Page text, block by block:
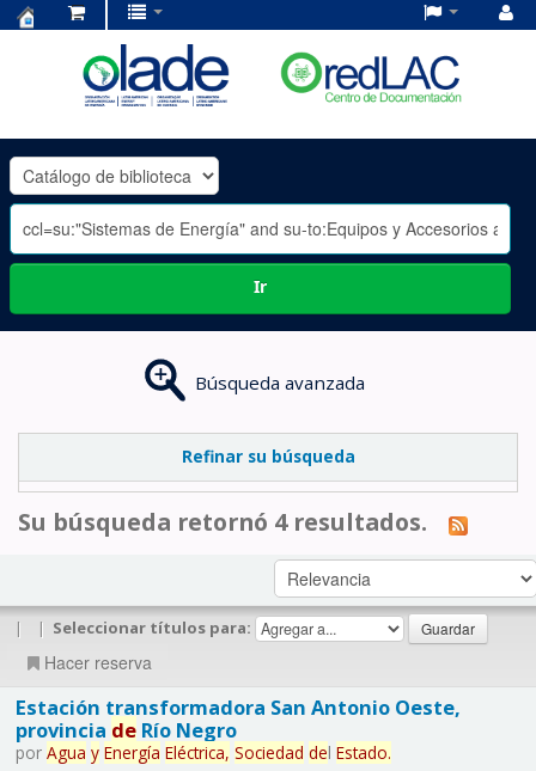
OLADE
-
Ir
Búsqueda avanzada
Refinar su búsqueda
Su búsqueda retornó 4 resultados.
| | Seleccionar títulos para:
Hacer reserva
Estación transformadora San Antonio Oeste,
provincia deRío Negro
por Agua y Energía Eléctrica, Sociedad del Estado.